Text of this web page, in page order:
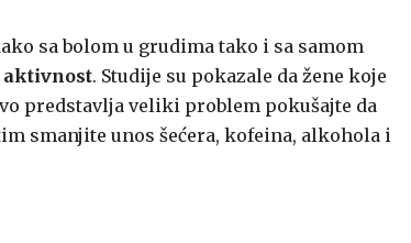
sa bolom u grudima tako i sa samom
aktivnost. Studije su pokazale da žene koje
predstavlja veliki problem pokušajte da
smanjite unos šećera, kofeina, alkohola i